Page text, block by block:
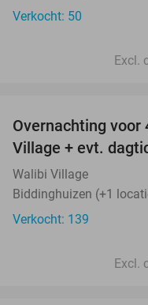
Verkocht: 50
Excl.
Overnachting voor
Village + evt.
Walibi Village
Biddinghuizen (+1
Verkocht: 139
Excl.